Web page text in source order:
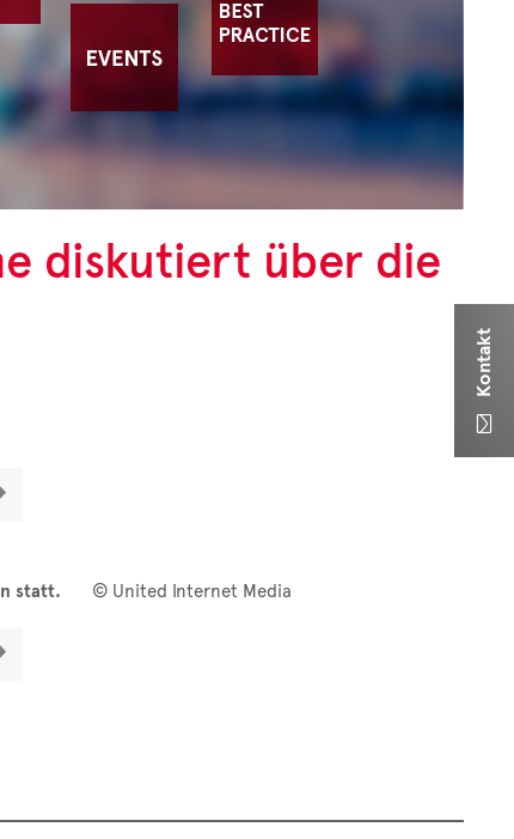
diskutiert über die
statt. © United Internet Media

Kontakt